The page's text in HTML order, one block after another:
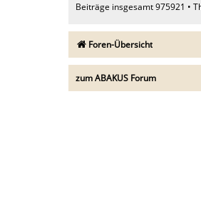
Beiträge insgesamt975921 •
Foren-Übersicht
zum ABAKUS Forum